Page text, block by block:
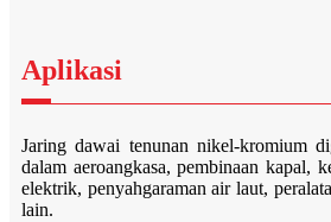
Aplikasi
Jaring dawai tenunan nikel-kromium
dalam aeroangkasa, pembinaan kapal,
elektrik, penyahgaraman air laut,
lain.